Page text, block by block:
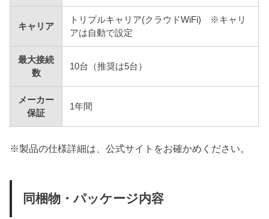
キャリア
トリプルキャリア(クラウドWiFi) ※キャリ
アは自動で設定
最大接続
数
10台（推奨は5台）
メーカー
保証
1年間
※製品の仕様詳細は、公式サイトをお確かめください。
同梱物・パッケージ内容